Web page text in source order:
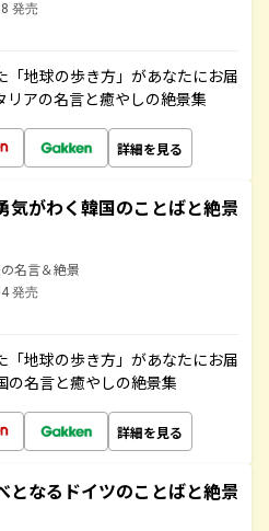
発売
地球の歩き方」があなたにお届
リアの名言と癒やしの絶景集
詳細を見る
気がわく韓国のことばと絶景
名言＆絶景
発売
地球の歩き方」があなたにお届
の名言と癒やしの絶景集
詳細を見る
となるドイツのことばと絶景